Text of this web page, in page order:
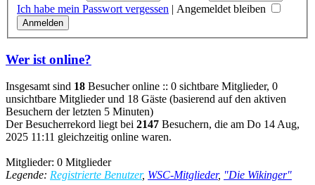
Ich habe mein Passwort vergessen | Angemeldet bleiben
Wer ist online?
Insgesamt sind 18 Besucher online :: 0 sichtbare Mitglieder, 0
unsichtbare Mitglieder und 18 Gäste (basierend auf den aktiven
Besuchern der letzten 5 Minuten)
Der Besucherrekord liegt bei 2147 Besuchern, die am Do 14 Aug,
2025 11:11 gleichzeitig online waren.
Mitglieder: 0 Mitglieder
Legende: Registrierte Benutzer, WSC-Mitglieder, "Die Wikinger"